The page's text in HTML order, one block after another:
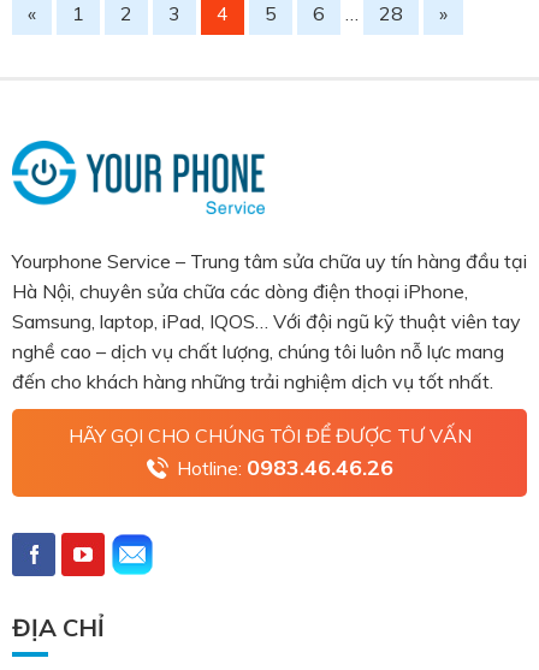
« 1 2 3 4 5 6 … 28 »
Yourphone Service – Trung tâm sửa chữa uy tín hàng đầu tại
Hà Nội, chuyên sửa chữa các dòng điện thoại iPhone,
Samsung, laptop, iPad, IQOS… Với đội ngũ kỹ thuật viên tay
nghề cao – dịch vụ chất lượng, chúng tôi luôn nỗ lực mang
đến cho khách hàng những trải nghiệm dịch vụ tốt nhất.
HÃY GỌI CHO CHÚNG TÔI ĐỂ ĐƯỢC TƯ VẤN
Hotline: 0983.46.46.26
ĐỊA CHỈ